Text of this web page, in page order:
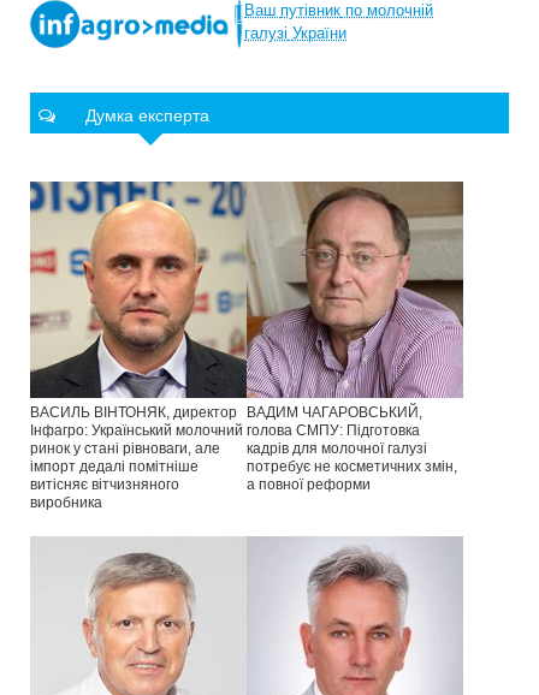
Ваш путівник по молочній
галузі України
Думка експерта
ВАСИЛЬ ВІНТОНЯК, директор
Інфагро: Український молочний
ринок у стані рівноваги, але
імпорт дедалі помітніше
витісняє вітчизняного
виробника
ВАДИМ ЧАГАРОВСЬКИЙ,
голова СМПУ: Підготовка
кадрів для молочної галузі
потребує не косметичних змін,
а повної реформи